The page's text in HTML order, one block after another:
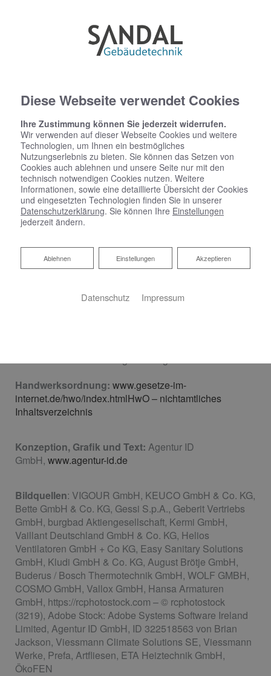
Impressum
Sandal Gebäudetechnik
Von-Pistorius-Str. 2
70188 Stuttgart
E-Mail:info@sandal-gt.de
Herr Abdullah Sandal
Vertretungsberechtigte Geschäftsführer:
Handwerksordnung: www.gesetze-im-
internet.de/hwo/index.htmlHwO – nichtamtliches
Inhaltsverzeichnis
Konzeption, Grafik und Text: Agentur ID
GmbH, www.agentur-id.de
Bildquellen: VIGOUR GmbH, KEUCO GmbH & Co. KG,
Bette GmbH & Co. KG, Gessi S.p.A., Geberit Vertriebs
GmbH, burgbad Aktiengesellschaft, Kermi GmbH,
Vaillant Deutschland GmbH & Co. KG, Helios
Ventilatoren GmbH + Co KG, Easy Sanitary Solutions
GmbH, Kludi GmbH & Co. KG, August Brötje GmbH,
Buderus / Bosch Thermotechnik GmbH, WOLF GMBH,
COSMO GmbH, Vallox GmbH, Hansa Armaturen
GmbH, https://rcphotostock.com – © rcphotostock
(3219), Adobe Stock: Adobe Systems Software Ireland
Limited, Agentur ID GmbH, ID 322518563 von Brian
Jackson, Viessmann Climate Solutions SE, Viessmann
Werke, Prefa, Artfliesen, ETA Heiztechnik GmbH,
ÖkoFEN
Diese Webseite verwendet Cookies
Ihre Zustimmung können Sie jederzeit widerrufen.
Wir verwenden auf dieser Webseite Cookies und weitere
Technologien, um Ihnen ein bestmögliches
Nutzungserlebnis zu bieten. Sie können das Setzen von
Cookies auch ablehnen und unsere Seite nur mit den
technisch notwendigen Cookies nutzen. Weitere
Informationen, sowie eine detaillierte Übersicht der Cookies
und eingesetzten Technologien finden Sie in unserer
Datenschutzerklärung. Sie können Ihre Einstellungen
jederzeit ändern.
Akzeptieren
Einstellungen
Ablehnen
Ablehnen
Datenschutz Impressum